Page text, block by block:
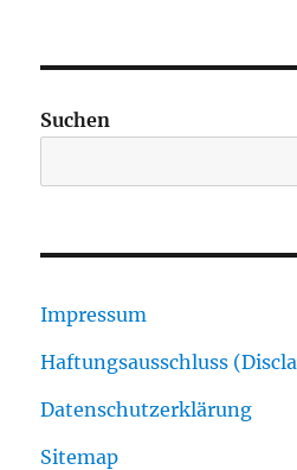
Suchen
Impressum
Haftungsausschluss
Datenschutzerklärung
Sitemap